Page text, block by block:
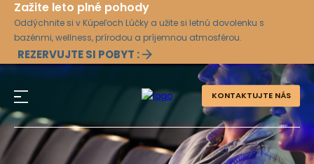
Zažite leto plné pohody
Oddýchnite si v Kúpeľoch Lúčky a užite si letnú dovolenku s
bazénmi, wellness, prírodou a príjemnou atmosférou.
REZERVUJTE SI POBYT :
KONTAKTUJTE NÁS